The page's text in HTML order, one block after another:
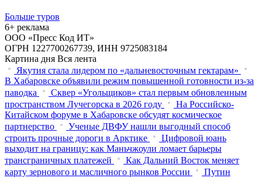
Больше туров
6+ реклама
ООО «Пресс Код ИТ»
ОГРН 1227700267739, ИНН 9725083184
Картина дня Вся лента
Якутия стала лидером по «дальневосточным гектарам»
В Хабаровске объявили режим повышенной готовности из‑за
паводка
Сквер «Угольщиков» стал первым обновленным
пространством Лучегорска в 2026 году
На Российско-
Китайском форуме в Хабаровске обсудят космическое
партнерство
Ученые ДВФУ нашли выгодный способ
строить прочные дороги в Арктике
Цифровой юань
выходит на границу: как Маньчжоули ломает барьеры
трансграничных платежей
Как Дальний Восток меняет
карту зернового и масличного рынков России
Путин